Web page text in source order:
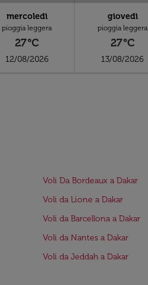
mercoledì
pioggia leggera
27°C
12/08/2026
giovedì
pioggia leggera
27°C
13/08/2026
Voli Da Bordeaux a Dakar
Voli da Lione a Dakar
Voli da Barcellona a Dakar
Voli da Nantes a Dakar
Voli da Jeddah a Dakar